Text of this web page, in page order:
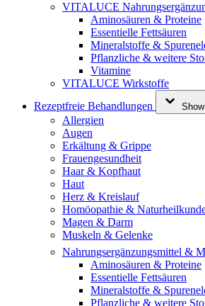
VITALUCE
Aminosäuren & Proteine
Essentielle Fettsäuren
Mineralstoffe &
Pflanzliche & weitere
Vitamine
VITALUCE Wirkstoffe
Rezeptfreie Behandlungen
Allergien
Augen
Erkältung & Grippe
Frauengesundheit
Haar & Kopfhaut
Haut
Herz & Kreislauf
Homöopathie &
Magen & Darm
Muskeln & Gelenke
Nahrungsergänzungsmittel &
Aminosäuren & Proteine
Essentielle Fettsäuren
Mineralstoffe &
Pflanzliche & weitere